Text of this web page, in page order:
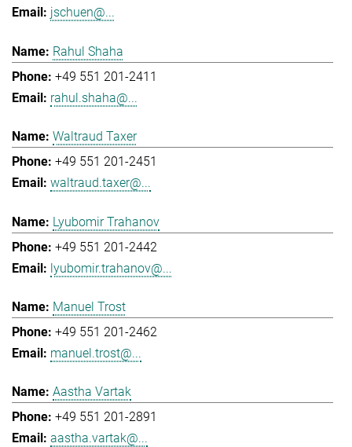
jschuen@...
Rahul Shaha
+49 551 201-2411
rahul.shaha@...
Waltraud Taxer
+49 551 201-2451
waltraud.taxer@...
Lyubomir Trahanov
+49 551 201-2442
lyubomir.trahanov@...
Manuel Trost
+49 551 201-2462
manuel.trost@...
Aastha Vartak
+49 551 201-2891
aastha.vartak@...